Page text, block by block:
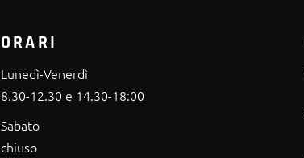
ORARI
Lunedì-Venerdì
8.30-12.30 e 14.30-18:00
Sabato
chiuso